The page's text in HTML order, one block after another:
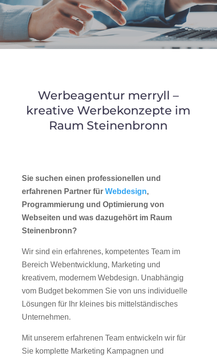
Werbeagentur merryll –
kreative Werbekonzepte im
Raum Steinenbronn
Sie suchen einen professionellen und
erfahrenen Partner für Webdesign,
Programmierung und Optimierung von
Webseiten und was dazugehört im Raum
Steinenbronn?
Wir sind ein erfahrenes, kompetentes Team im
Bereich Webentwicklung, Marketing und
kreativem, modernem Webdesign. Unabhängig
vom Budget bekommen Sie von uns individuelle
Lösungen für Ihr kleines bis mittelständisches
Unternehmen.
Mit unserem erfahrenen Team entwickeln wir für
Sie komplette Marketing Kampagnen und